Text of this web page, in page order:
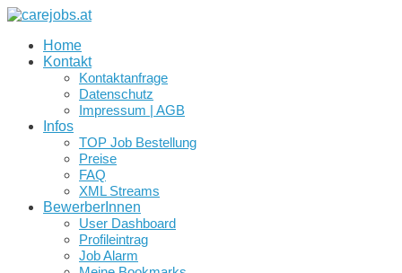
Home
Kontakt
Kontaktanfrage
Datenschutz
Impressum | AGB
Infos
TOP Job Bestellung
Preise
FAQ
XML Streams
BewerberInnen
User Dashboard
Profileintrag
Job Alarm